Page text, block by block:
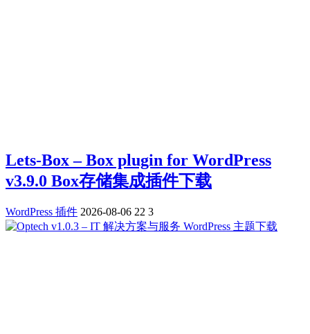
Lets-Box – Box plugin for WordPress
v3.9.0 Box存储集成插件下载
WordPress 插件 2026-08-06 22 3